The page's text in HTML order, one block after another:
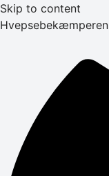
Skip to content
Hvepsebekæmperen